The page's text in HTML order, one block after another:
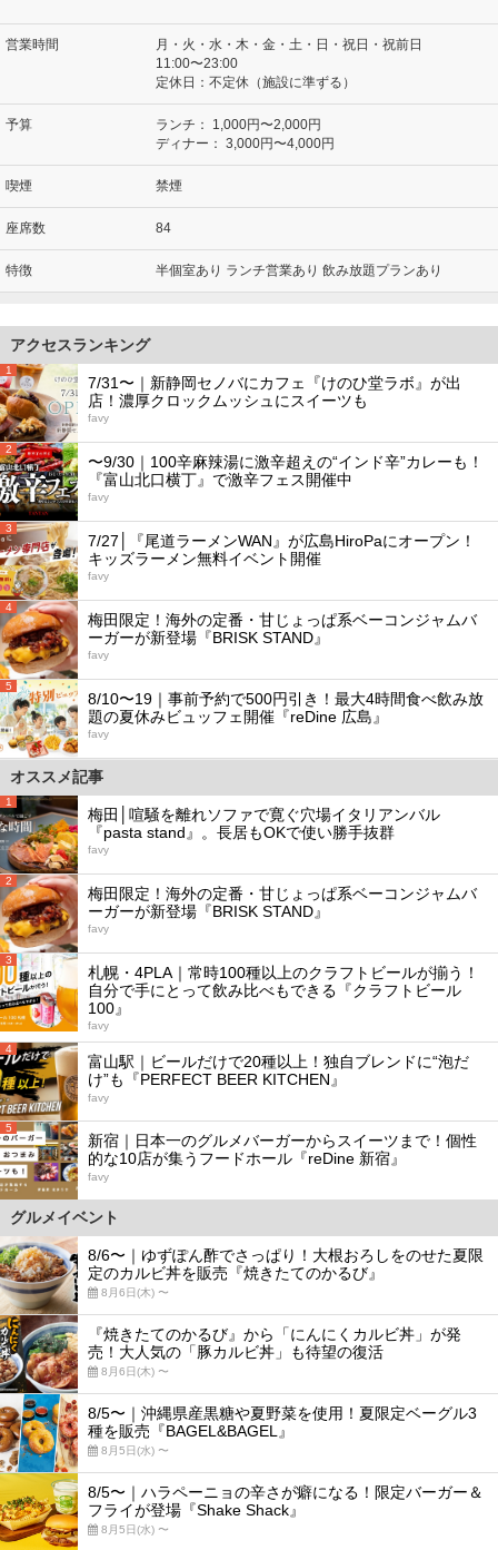
営業時間
月・火・水・木・金・土・日・祝日・祝前日
11:00〜23:00
定休日：不定休（施設に準ずる）
予算 ランチ：
1,000円〜2,000円
ディナー： 3,000円〜4,000円
喫煙 禁煙
座席数 84
特徴 半個室あり ランチ営業あり 飲み放題プランあり
アクセスランキング
1
7/31〜｜新静岡セノバにカフェ『けのひ堂ラボ』が出
店！濃厚クロックムッシュにスイーツも
favy
2
〜9/30｜100辛麻辣湯に激辛超えの“インド辛”カレーも！
『富山北口横丁』で激辛フェス開催中
favy
3
7/27│『尾道ラーメンWAN』が広島HiroPaにオープン！
キッズラーメン無料イベント開催
favy
4
梅田限定！海外の定番・甘じょっぱ系ベーコンジャムバ
ーガーが新登場『BRISK STAND』
favy
5
8/10〜19｜事前予約で500円引き！最大4時間食べ飲み放
題の夏休みビュッフェ開催『reDine 広島』
favy
オススメ記事
1
梅田│喧騒を離れソファで寛ぐ穴場イタリアンバル
『pasta stand』。長居もOKで使い勝手抜群
favy
2
梅田限定！海外の定番・甘じょっぱ系ベーコンジャムバ
ーガーが新登場『BRISK STAND』
favy
3
札幌・4PLA｜常時100種以上のクラフトビールが揃う！
自分で手にとって飲み比べもできる『クラフトビール
100』
favy
4
富山駅｜ビールだけで20種以上！独自ブレンドに“泡だ
け”も『PERFECT BEER KITCHEN』
favy
5
新宿｜日本一のグルメバーガーからスイーツまで！個性
的な10店が集うフードホール『reDine 新宿』
favy
グルメイベント
8/6〜｜ゆずぽん酢でさっぱり！大根おろしをのせた夏限
定のカルビ丼を販売『焼きたてのかるび』
8月6日(木) 〜
『焼きたてのかるび』から「にんにくカルビ丼」が発
売！大人気の「豚カルビ丼」も待望の復活
8月6日(木) 〜
8/5〜｜沖縄県産黒糖や夏野菜を使用！夏限定ベーグル3
種を販売『BAGEL&BAGEL』
8月5日(水) 〜
8/5〜｜ハラペーニョの辛さが癖になる！限定バーガー＆
フライが登場『Shake Shack』
8月5日(水) 〜